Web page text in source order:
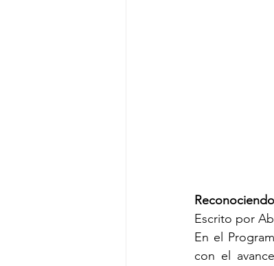
Escrito por
En el
con el